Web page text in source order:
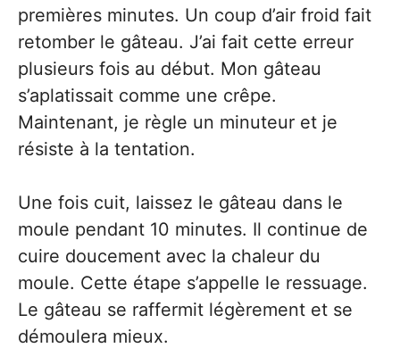
premières minutes. Un coup d’air froid fait
retomber le gâteau. J’ai fait cette erreur
plusieurs fois au début. Mon gâteau
s’aplatissait comme une crêpe.
Maintenant, je règle un minuteur et je
résiste à la tentation.
Une fois cuit, laissez le gâteau dans le
moule pendant 10 minutes. Il continue de
cuire doucement avec la chaleur du
moule. Cette étape s’appelle le ressuage.
Le gâteau se raffermit légèrement et se
démoulera mieux.